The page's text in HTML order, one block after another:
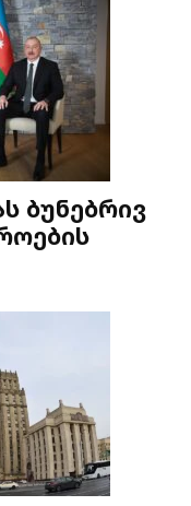
ბუნებრივ